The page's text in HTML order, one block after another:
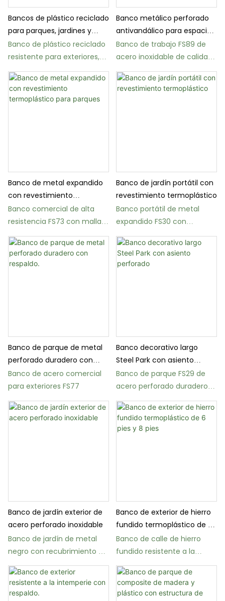
Bancos de plástico reciclado
para parques, jardines y
patios exteriores.
Banco de plástico reciclado
resistente para exteriores,
ideal para parques y jardines
(FW16)
Banco metálico perforado
antivandálico para espacios
públicos
Banco de trabajo FS89 de
acero inoxidable de calidad
comercial con
revestimiento DuPont.
Banco de metal expandido
con revestimiento
termoplástico para parques
Banco comercial de alta
resistencia FS73 con malla
de acero de calibre 9.
Banco de jardín portátil con
revestimiento termoplástico
Banco portátil de metal
expandido FS30 con
revestimiento termoplástico
Banco de parque de metal
perforado duradero con
respaldo.
Banco de acero comercial
para exteriores FS77
Banco decorativo largo
Steel Park con asiento
perforado
Banco de parque FS29 de
acero perforado duradero
con patas de hierro fundido
Banco de jardín exterior de
acero perforado inoxidable
Banco de jardín de metal
negro con recubrimiento en
polvo FS19, 4 pies, 6 pies, 8
pies.
Banco de exterior de hierro
fundido termoplástico de 6
pies y 8 pies
Banco de calle de hierro
fundido resistente a la
intemperie FS88